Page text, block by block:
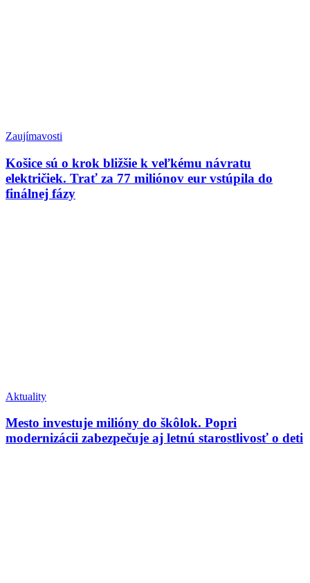
Zaujímavosti
Košice sú o krok bližšie k veľkému návratu
električiek. Trať za 77 miliónov eur vstúpila do
finálnej fázy
Aktuality
Mesto investuje milióny do škôlok. Popri
modernizácii zabezpečuje aj letnú starostlivosť o deti